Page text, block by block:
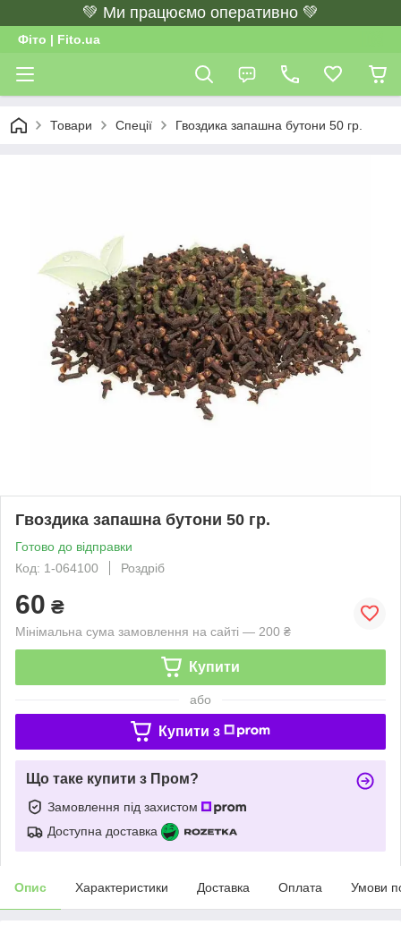
💚 Ми працюємо оперативно 💚
Фіто | Fito.ua
Товари Спеції Гвоздика запашна бутони 50 гр.
Гвоздика запашна бутони 50 гр.
Готово до відправки
Код: 1-064100
Роздріб
60 ₴
Мінімальна сума замовлення на сайті — 200 ₴
Купити
або
Купити з
Що таке купити з Пром?
Замовлення під захистом
Доступна доставка
Опис Характеристики Доставка Оплата Умови